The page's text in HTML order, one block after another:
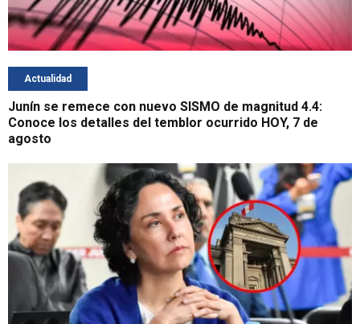
Actualidad
Junín se remece con nuevo SISMO de magnitud 4.4:
Conoce los detalles del temblor ocurrido HOY, 7 de
agosto